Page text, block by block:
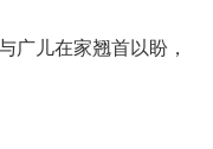
广儿在家翘首以盼，